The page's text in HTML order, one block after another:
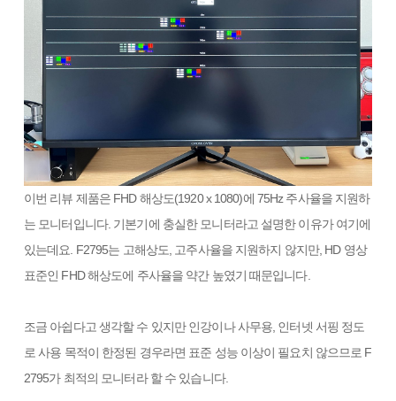
이번 리뷰 제품은 FHD 해상도(1920 x 1080)에 75Hz 주사율을 지원하
는 모니터입니다. 기본기에 충실한 모니터라고 설명한 이유가 여기에
있는데요. F2795는 고해상도, 고주사율을 지원하지 않지만, HD 영상
표준인 FHD 해상도에 주사율을 약간 높였기 때문입니다.
조금 아쉽다고 생각할 수 있지만 인강이나 사무용, 인터넷 서핑 정도
로 사용 목적이 한정된 경우라면 표준 성능 이상이 필요치 않으므로 F
2795가 최적의 모니터라 할 수 있습니다.